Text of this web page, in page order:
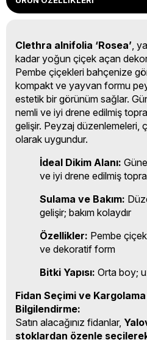
Clethra alnifolia ‘Rosea’ ,
kadar yoğun çiçek açan
Pembe çiçekleri bahçenize
kompakt ve yayvan formu
estetik bir görünüm sağlar.
nemli ve iyi drene edilmiş
gelişir. Peyzaj düzenlemeleri,
olarak uygundur.
İdeal Dikim Alanı:
ve iyi drene edilmiş
Sulama ve Bakım:
gelişir; bakım kolaydır
Özellikler: Pembe
ve dekoratif form
Bitki Yapısı: Orta boy;
Fidan Seçimi ve Kargolama
Bilgilendirme:
Satın alacağınız fidanlar,
stoklardan özenle